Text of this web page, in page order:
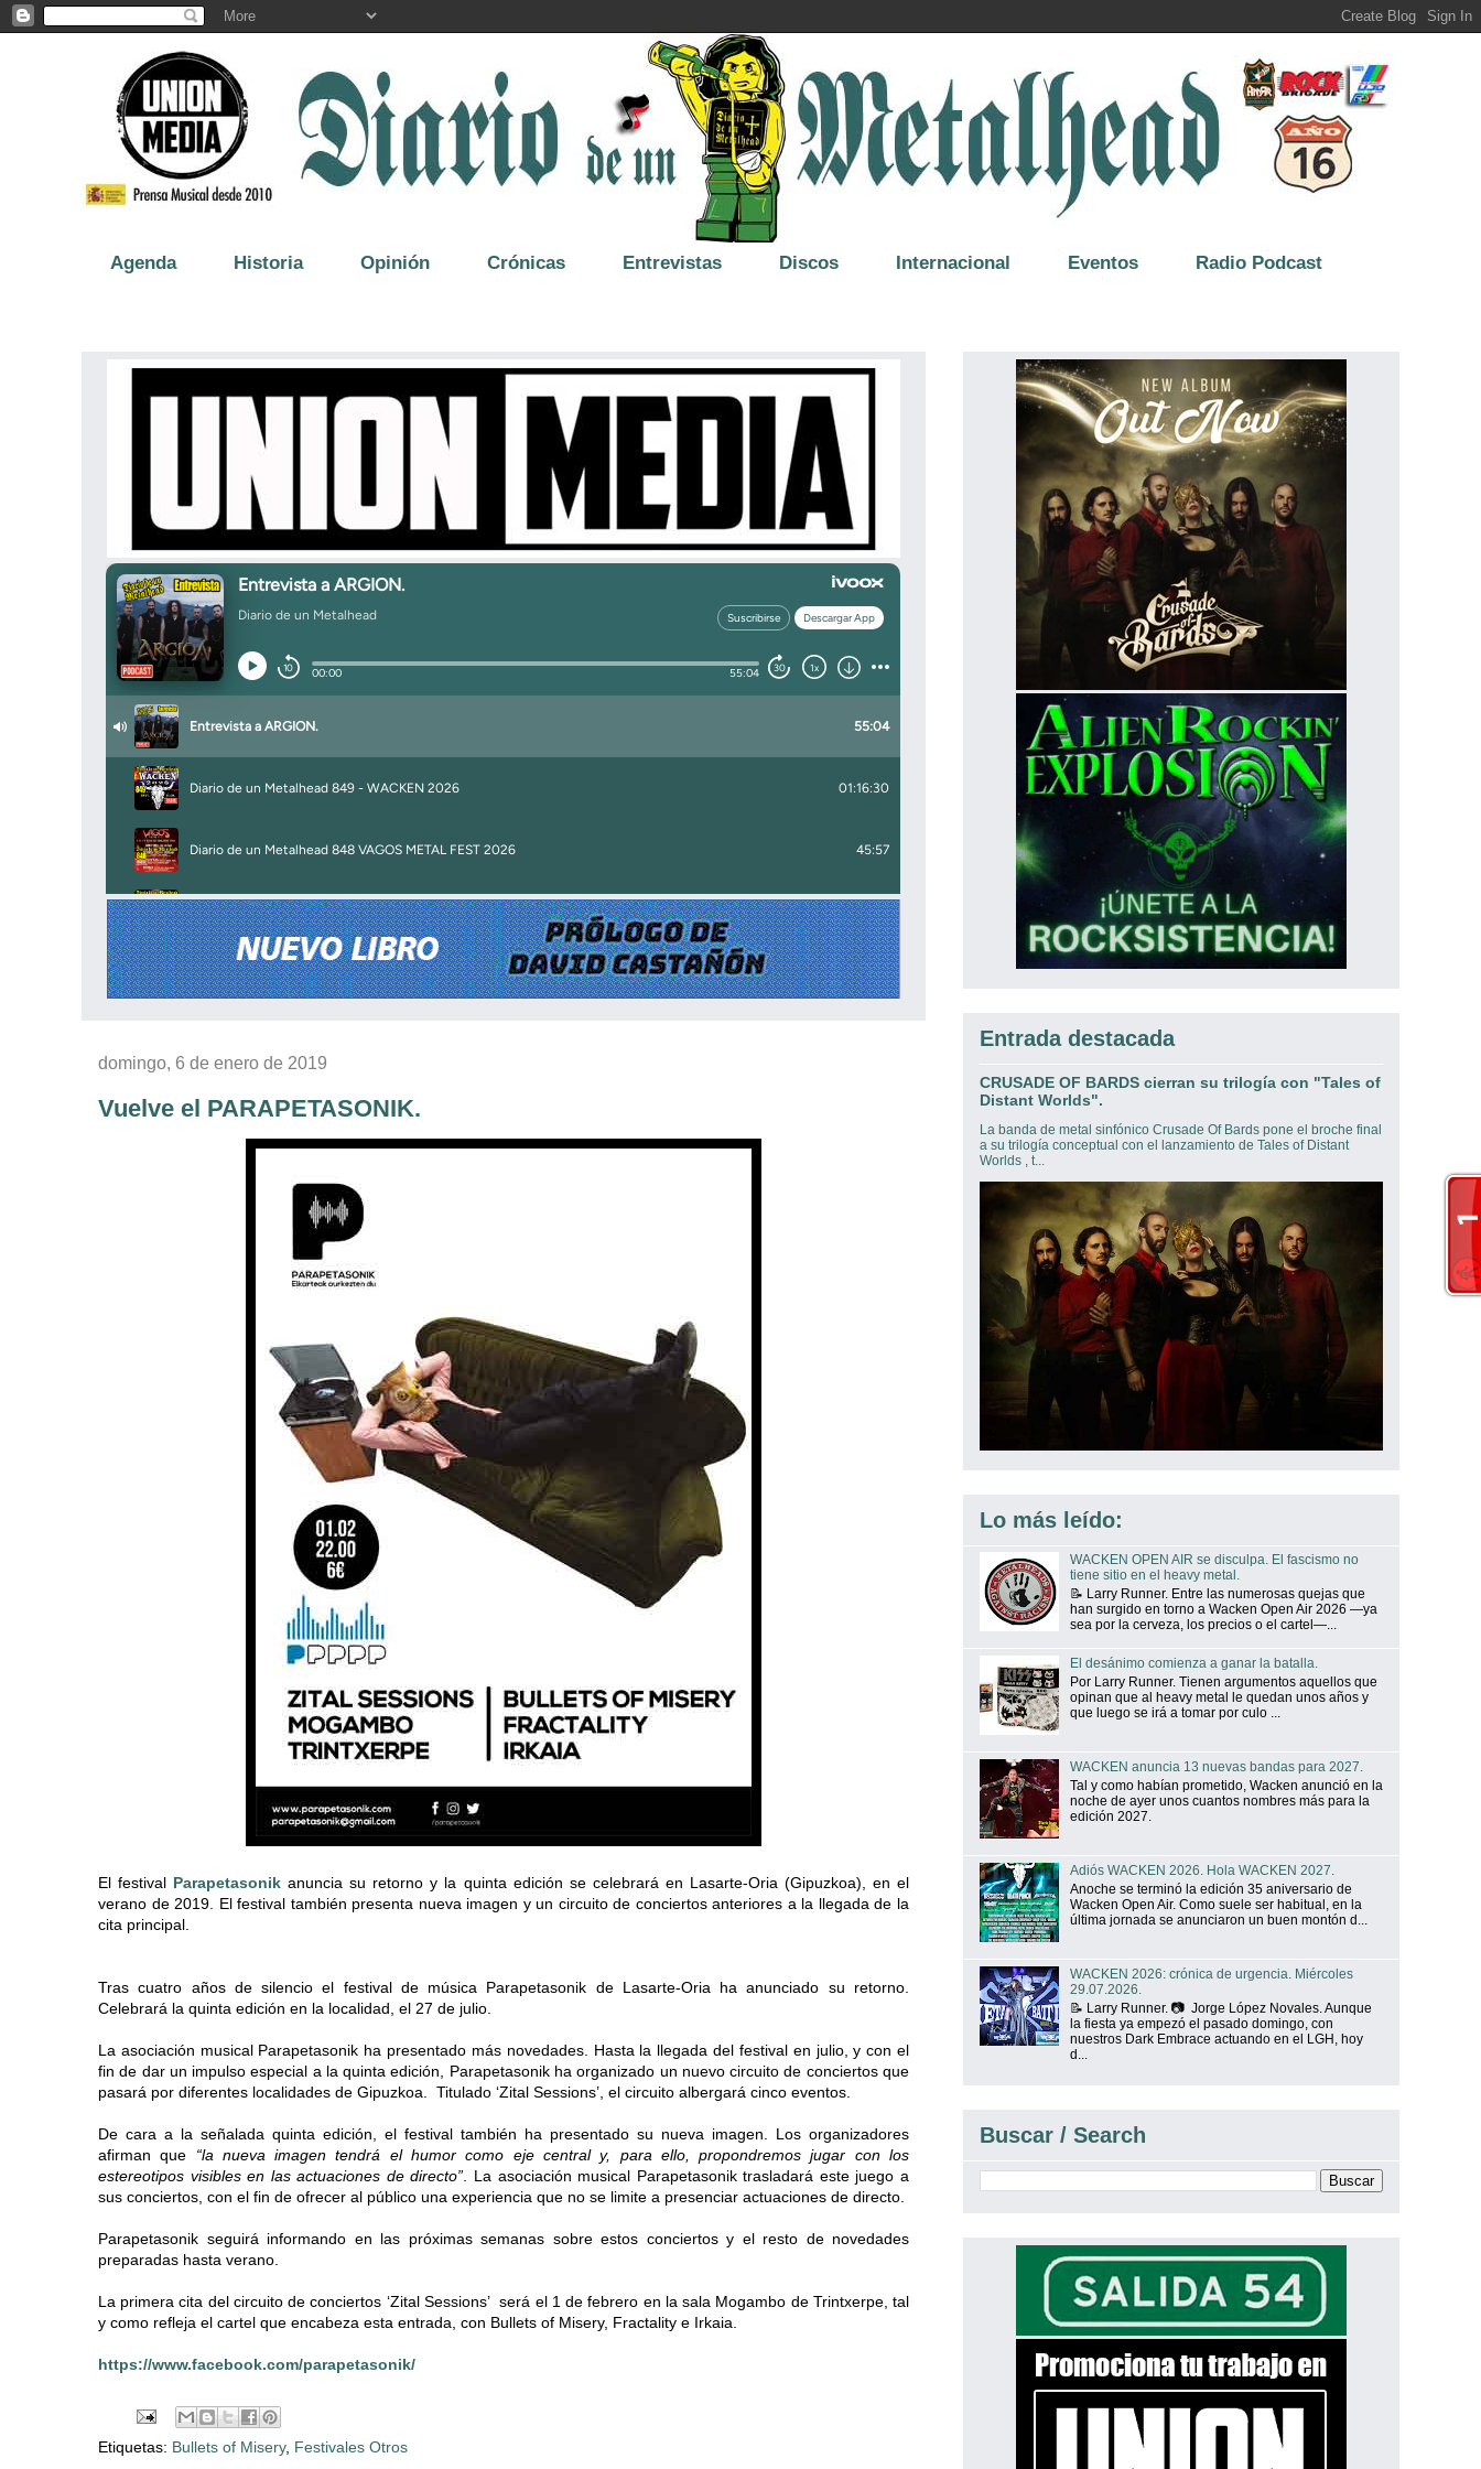
Agenda Historia Opinión Crónicas Entrevistas Discos Internacional Eventos Radio Podcast
domingo, 6 de enero de 2019
Vuelve el PARAPETASONIK.
El festival Parapetasonik anuncia su retorno y la quinta edición se celebrará en Lasarte-Oria (Gipuzkoa), en el
verano de 2019. El festival también presenta nueva imagen y un circuito de conciertos anteriores a la llegada de la
cita principal.
Tras cuatro años de silencio el festival de música Parapetasonik de Lasarte-Oria ha anunciado su retorno.
Celebrará la quinta edición en la localidad, el 27 de julio.
La asociación musical Parapetasonik ha presentado más novedades. Hasta la llegada del festival en julio, y con el
fin de dar un impulso especial a la quinta edición, Parapetasonik ha organizado un nuevo circuito de conciertos que
pasará por diferentes localidades de Gipuzkoa. Titulado ‘Zital Sessions’, el circuito albergará cinco eventos.
De cara a la señalada quinta edición, el festival también ha presentado su nueva imagen. Los organizadores
afirman que “la nueva imagen tendrá el humor como eje central y, para ello, propondremos jugar con los
estereotipos visibles en las actuaciones de directo”. La asociación musical Parapetasonik trasladará este juego a
sus conciertos, con el fin de ofrecer al público una experiencia que no se limite a presenciar actuaciones de directo.
Parapetasonik seguirá informando en las próximas semanas sobre estos conciertos y el resto de novedades
preparadas hasta verano.
La primera cita del circuito de conciertos ‘Zital Sessions’ será el 1 de febrero en la sala Mogambo de Trintxerpe, tal
y como refleja el cartel que encabeza esta entrada, con Bullets of Misery, Fractality e Irkaia.
https://www.facebook.com/parapetasonik/
Etiquetas: Bullets of Misery, Festivales Otros
Entrada destacada
CRUSADE OF BARDS cierran su trilogía con "Tales of
Distant Worlds".
La banda de metal sinfónico Crusade Of Bards pone el broche final
a su trilogía conceptual con el lanzamiento de Tales of Distant
Worlds , t...
Lo más leído:
WACKEN OPEN AIR se disculpa. El fascismo no
tiene sitio en el heavy metal.
📝 Larry Runner. Entre las numerosas quejas que
han surgido en torno a Wacken Open Air 2026 —ya
sea por la cerveza, los precios o el cartel—...
El desánimo comienza a ganar la batalla.
Por Larry Runner. Tienen argumentos aquellos que
opinan que al heavy metal le quedan unos años y
que luego se irá a tomar por culo ...
WACKEN anuncia 13 nuevas bandas para 2027.
Tal y como habían prometido, Wacken anunció en la
noche de ayer unos cuantos nombres más para la
edición 2027.
Adiós WACKEN 2026. Hola WACKEN 2027.
Anoche se terminó la edición 35 aniversario de
Wacken Open Air. Como suele ser habitual, en la
última jornada se anunciaron un buen montón d...
WACKEN 2026: crónica de urgencia. Miércoles
29.07.2026.
📝 Larry Runner. 📷 Jorge López Novales. Aunque
la fiesta ya empezó el pasado domingo, con
nuestros Dark Embrace actuando en el LGH, hoy
d...
Buscar / Search